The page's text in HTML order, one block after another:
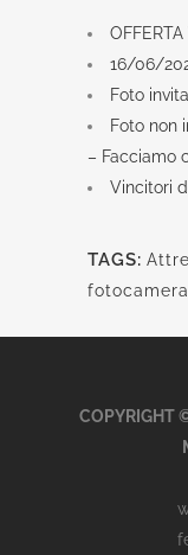
16/06/
Foto
Foto non
– Facciamo
Vincitori
TAGS:
fotocamera
COPYRIGHT